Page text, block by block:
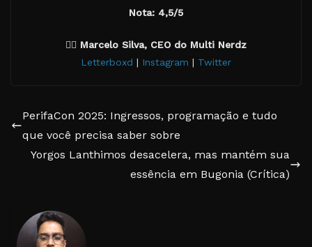
Nota: 4,5/5
✍🏽 Marcelo Silva, CEO do Multi Nerdz
Letterboxd | Instagram | Twitter
PerifaCon 2025: Ingressos, programação e tudo
que você precisa saber sobre
Yorgos Lanthimos desacelera, mas mantém sua
essência em Bugonia (Crítica)